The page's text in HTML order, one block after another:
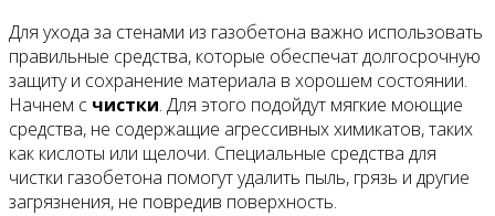
Для ухода за стенами из газобетона важно использовать
правильные средства, которые обеспечат долгосрочную
защиту и сохранение материала в хорошем состоянии.
Начнем с чистки. Для этого подойдут мягкие моющие
средства, не содержащие агрессивных химикатов, таких
как кислоты или щелочи. Специальные средства для
чистки газобетона помогут удалить пыль, грязь и другие
загрязнения, не повредив поверхность.